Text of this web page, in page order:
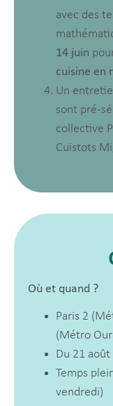
avec des
14 juin
cuisine en
Un
sont pré-
collective
Cuistots
Où et quand ?
Paris 2
(Métro
Du 21
Temps
vendredi)